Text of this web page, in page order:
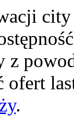
z
ofert
.